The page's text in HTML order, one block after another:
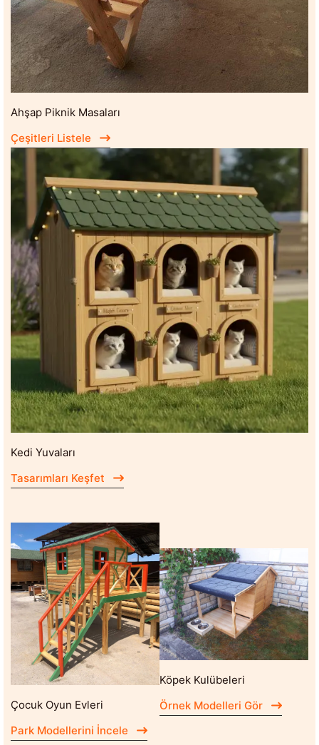
Ahşap Piknik Masaları
Çeşitleri Listele
Kedi Yuvaları
Tasarımları Keşfet
Çocuk Oyun Evleri
Park Modellerini İncele
Köpek Kulübeleri
Örnek Modelleri Gör